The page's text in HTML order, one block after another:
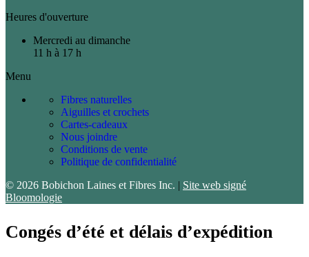
Heures d'ouverture
Mercredi au dimanche
11 h à 17 h
Menu
Fibres naturelles
Aiguilles et crochets
Cartes-cadeaux
Nous joindre
Conditions de vente
Politique de confidentialité
© 2026 Bobichon Laines et Fibres Inc. | Site web signé
Bloomologie
Congés d’été et délais d’expédition